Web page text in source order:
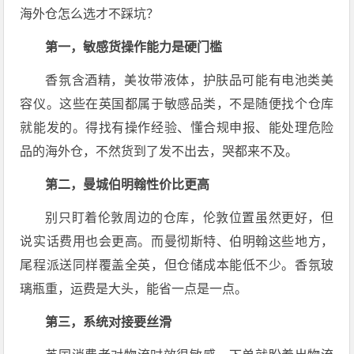
海外仓怎么选才不踩坑？
第一，敏感货操作能力是硬门槛
香氛含酒精，美妆带液体，护肤品可能有电池类美
容仪。这些在英国都属于敏感品类，不是随便找个仓库
就能发的。得找有操作经验、懂合规申报、能处理危险
品的海外仓，不然货到了发不出去，哭都来不及。
第二，曼城伯明翰性价比更高
别只盯着伦敦周边的仓库，伦敦位置虽然更好，但
说实话费用也会更高。而曼彻斯特、伯明翰这些地方，
尾程派送同样覆盖全英，但仓储成本能低不少。香氛玻
璃瓶重，运费是大头，能省一点是一点。
第三，系统对接要丝滑